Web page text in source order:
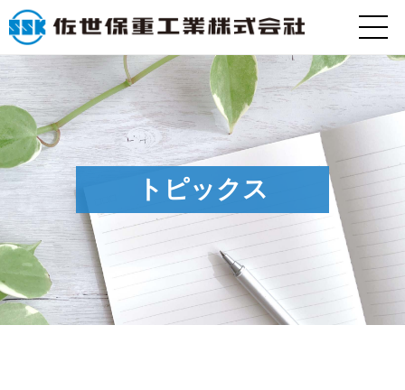
トピックス